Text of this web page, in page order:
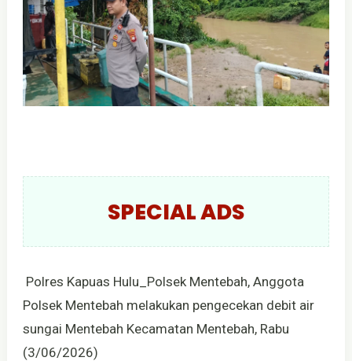
SPECIAL ADS
Polres Kapuas Hulu_Polsek Mentebah, Anggota
Polsek Mentebah melakukan pengecekan debit air
sungai Mentebah Kecamatan Mentebah, Rabu
(3/06/2026)